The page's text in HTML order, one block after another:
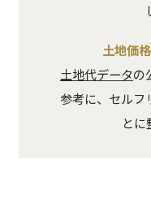
土地価
土地代データの
参考に、セルフ
とに